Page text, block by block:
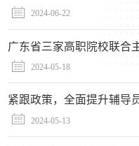
2024-06-22
2024-05-18
2024-05-13